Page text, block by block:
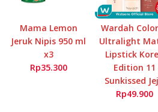
Mama Lemon
Jeruk Nipis 950 ml
x3
Rp35.300
Wardah
Ultralight
Lipstick
Edition 11
Sunkissed
Rp49.900